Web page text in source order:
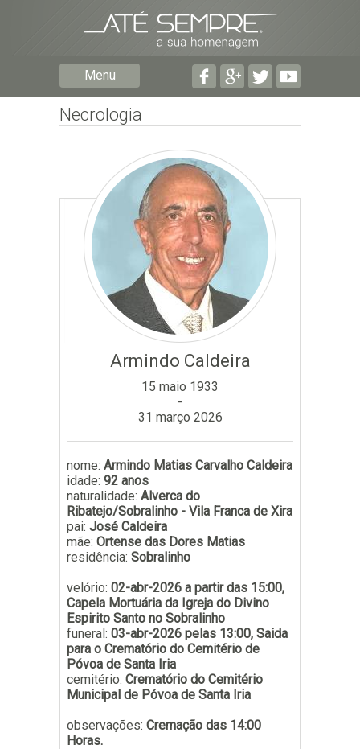
Menu
Necrologia
Armindo Caldeira
15 maio 1933
-
31 março 2026
nome: Armindo Matias Carvalho Caldeira
idade: 92 anos
naturalidade: Alverca do
Ribatejo/Sobralinho - Vila Franca de Xira
pai: José Caldeira
mãe: Ortense das Dores Matias
residência: Sobralinho
velório: 02-abr-2026 a partir das 15:00,
Capela Mortuária da Igreja do Divino
Espirito Santo no Sobralinho
funeral: 03-abr-2026 pelas 13:00, Saida
para o Crematório do Cemitério de
Póvoa de Santa Iria
cemitério: Crematório do Cemitério
Municipal de Póvoa de Santa Iria
observações: Cremação das 14:00
Horas.
Preencha o formulário seguinte para ser notificado de
falecimentos em determinado concelho.
Subscrever
Preencha os seguintes campos com a informação mais
pormenorizada possível: